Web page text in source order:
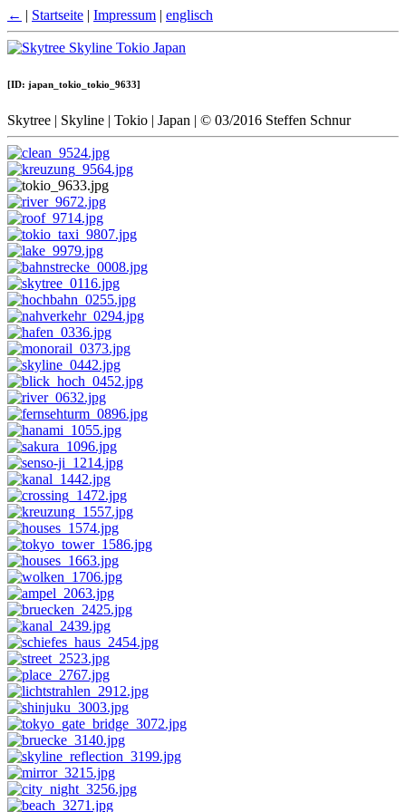
← | Startseite | Impressum | englisch
[ID: japan_tokio_tokio_9633]
Skytree | Skyline | Tokio | Japan | © 03/2016 Steffen Schnur